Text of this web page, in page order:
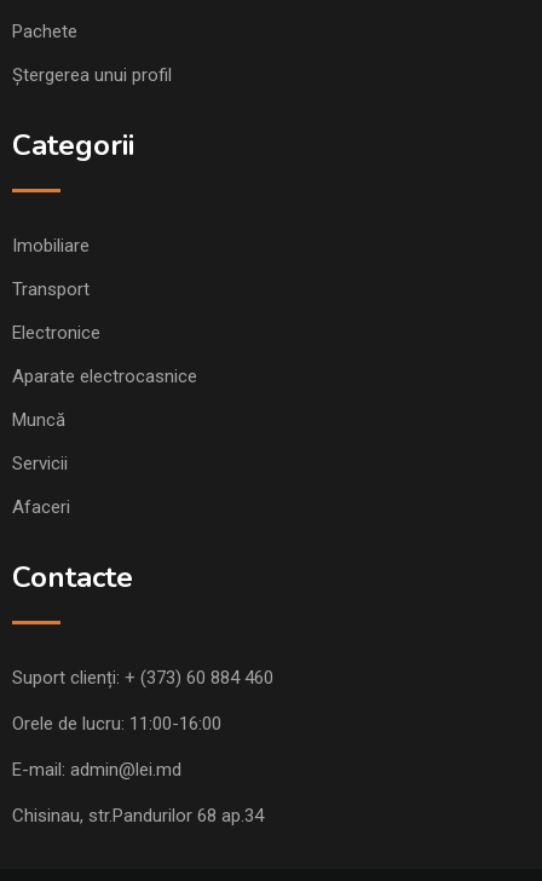
Pachete
Ștergerea unui profil
Categorii
Imobiliare
Transport
Electronice
Aparate electrocasnice
Muncă
Servicii
Afaceri
Contacte
Suport clienți: + (373) 60 884 460
Orele de lucru: 11:00-16:00
E-mail: admin@lei.md
Chisinau, str.Pandurilor 68 ap.34